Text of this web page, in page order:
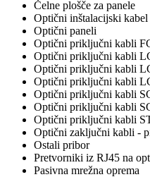
Čelne plošče za panele
Optični inštalacijski kabel
Optični paneli
Optični priključni kabli
Optični priključni kabli
Optični priključni kabli
Optični priključni kabli
Optični priključni kabli
Optični priključni kabli
Optični priključni kabli
Optični zaključni kabli -
Ostali pribor
Pretvorniki iz RJ45 na
Pasivna mrežna oprema